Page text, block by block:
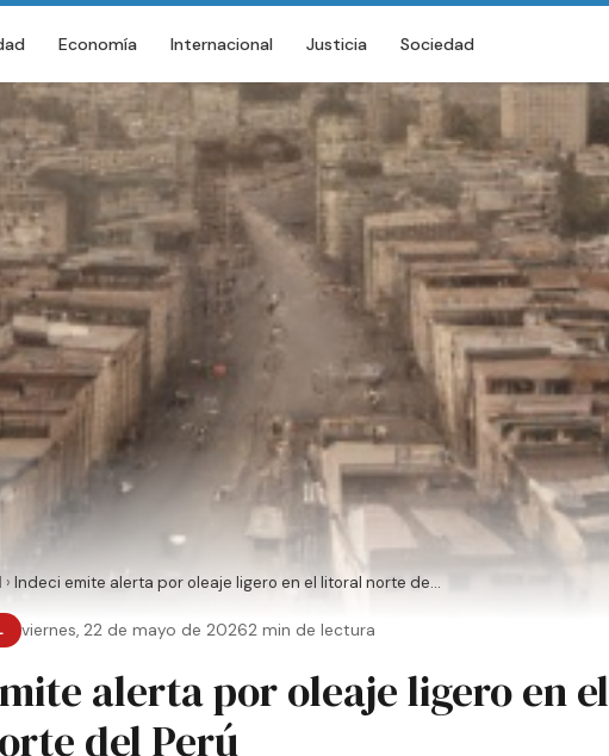
Economía Internacional Justicia Sociedad
› Indeci emite alerta por oleaje ligero en el litoral norte de...
viernes, 22 de mayo de 20262 min de lectura
alerta por oleaje ligero en el
del Perú